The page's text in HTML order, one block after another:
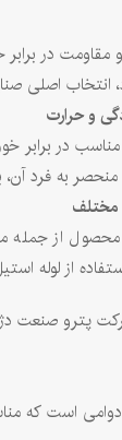
در برابر
انتخاب اصلی
و حرارت
مناسب در
به فرد
مختلف
از جمله
لوله استیل ۳۰۴
پترو صنعت
است که مناسب